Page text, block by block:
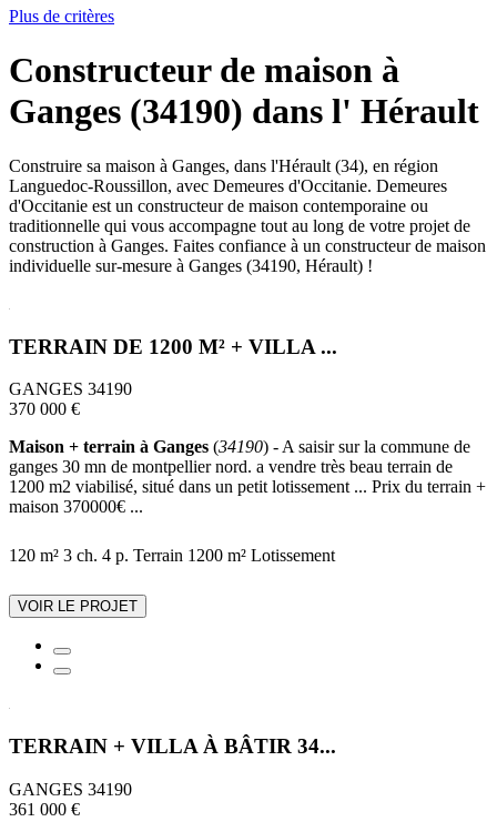
Plus de critères
Constructeur de maison à
Ganges (34190) dans l' Hérault
Construire sa maison à Ganges, dans l'Hérault (34), en région
Languedoc-Roussillon, avec Demeures d'Occitanie. Demeures
d'Occitanie est un constructeur de maison contemporaine ou
traditionnelle qui vous accompagne tout au long de votre projet de
construction à Ganges. Faites confiance à un constructeur de maison
individuelle sur-mesure à Ganges (34190, Hérault) !
TERRAIN DE 1200 M² + VILLA ...
GANGES 34190
370 000 €
Maison + terrain à Ganges (34190) - A saisir sur la commune de
ganges 30 mn de montpellier nord. a vendre très beau terrain de
1200 m2 viabilisé, situé dans un petit lotissement ... Prix du terrain +
maison 370000€ ...
120 m² 3 ch. 4 p. Terrain 1200 m² Lotissement
VOIR LE PROJET
TERRAIN + VILLA À BÂTIR 34...
GANGES 34190
361 000 €